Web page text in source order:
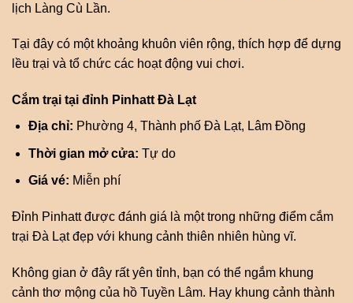
lịch Làng Cù Lần.
Tại đây có một khoảng khuôn viên rộng, thích hợp để dựng
lều trại và tổ chức các hoạt động vui chơi.
Cắm trại tại đỉnh Pinhatt Đà Lạt
Địa chỉ: Phường 4, Thành phố Đà Lạt, Lâm Đồng
Thời gian mở cửa: Tự do
Giá vé: Miễn phí
Đỉnh Pinhatt được đánh giá là một trong những điểm cắm
trại Đà Lạt đẹp với khung cảnh thiên nhiên hùng vĩ.
Không gian ở đây rất yên tỉnh, bạn có thể ngắm khung
cảnh thơ mộng của hồ Tuyền Lâm. Hay khung cảnh thành